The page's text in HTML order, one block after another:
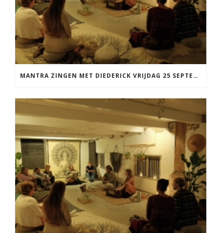
MANTRA ZINGEN MET DIEDERICK VRIJDAG 25 SEPTEMBER EN 20 NOVEMBER